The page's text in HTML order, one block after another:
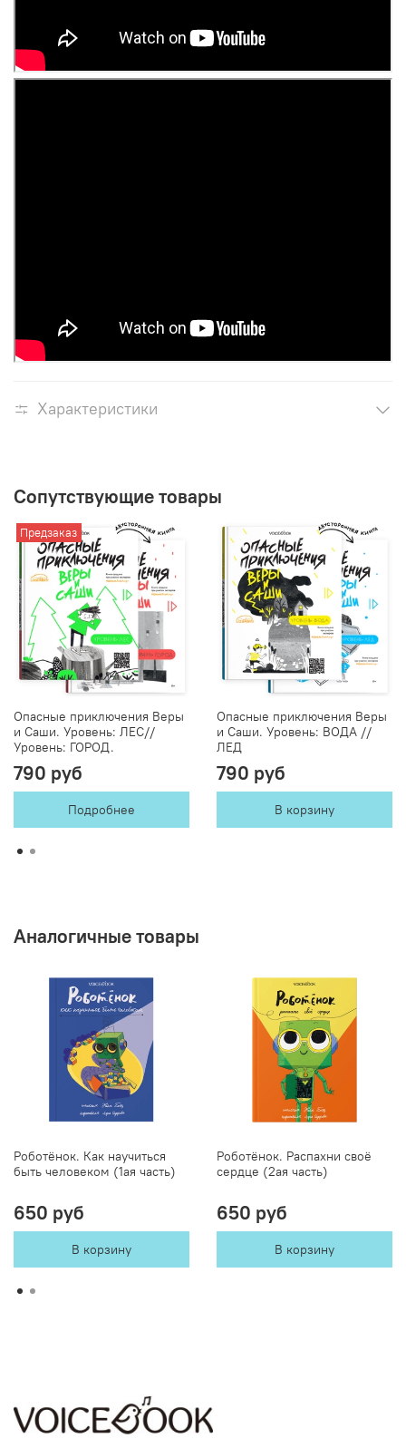
Характеристики
Сопутствующие товары
Предзаказ
Опасные приключения Веры
и Саши. Уровень: ЛЕС//
Уровень: ГОРОД.
790 руб
Подробнее
Опасные приключения Веры
и Саши. Уровень: ВОДА //
ЛЕД
790 руб
В корзину
Аналогичные товары
Роботёнок. Как научиться
быть человеком (1ая часть)
650 руб
В корзину
Роботёнок. Распахни своё
сердце (2ая часть)
650 руб
В корзину